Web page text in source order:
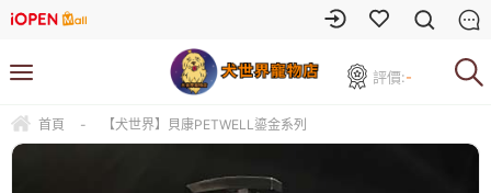
評價:-
首頁 - 【犬世界】貝康PETWELL鎏金系列